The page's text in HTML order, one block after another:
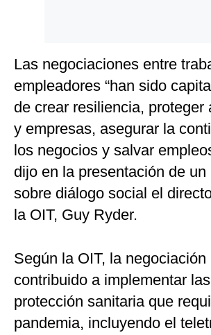
Las negociaciones entre
empleadores “han sido
de crear resiliencia, proteger
y empresas, asegurar la
los negocios y salvar
dijo en la presentación de un
sobre diálogo social el
la OIT, Guy Ryder.
Según la OIT, la
contribuido a implementar
protección sanitaria que
pandemia, incluyendo el